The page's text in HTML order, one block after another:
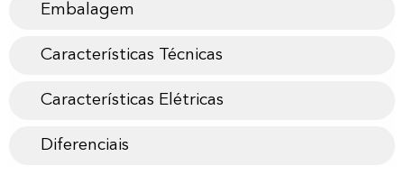
Embalagem
Características Técnicas
Características Elétricas
Diferenciais